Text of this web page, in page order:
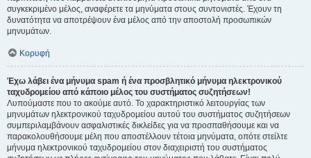
συγκεκριμένο μέλος, αναφέρετε τα μηνύματα στους συντονιστές. Έχουν τη
δυνατότητα να αποτρέψουν ένα μέλος από την αποστολή προσωπικών
μηνυμάτων.
Κορυφή
Έχω λάβει ένα μήνυμα spam ή ένα προσβλητικό μήνυμα ηλεκτρονικού
ταχυδρομείου από κάποιο μέλος του συστήματος συζητήσεων!
Λυπούμαστε που το ακούμε αυτό. Το χαρακτηριστικό λειτουργίας των
μηνυμάτων ηλεκτρονικού ταχυδρομείου αυτού του συστήματος συζητήσεων
συμπεριλαμβάνουν ασφαλιστικές δικλείδες για να προσπαθήσουμε και να
παρακολουθήσουμε μέλη που αποστέλλουν τέτοια μηνύματα, οπότε στείλτε
μήνυμα ηλεκτρονικού ταχυδρομείου στον διαχειριστή του συστήματος